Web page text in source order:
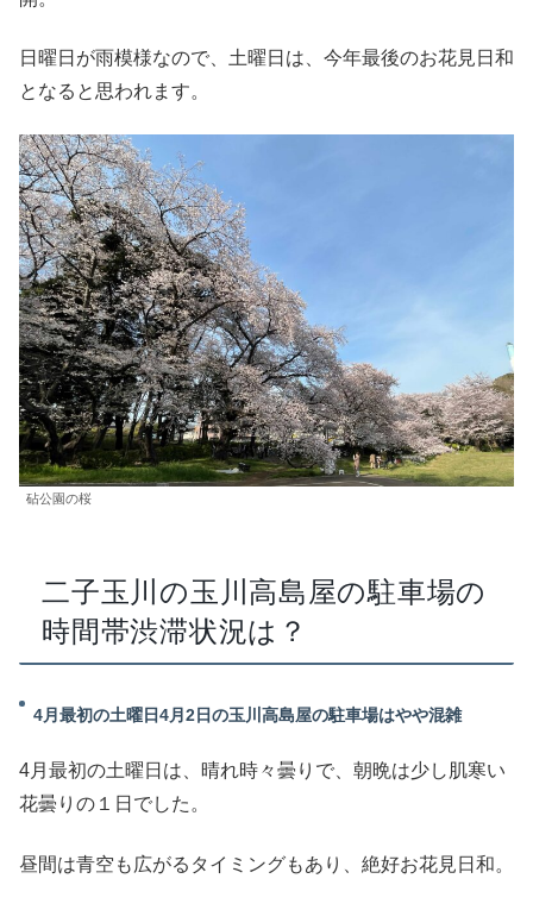
日曜日が雨模様なので、土曜日は、今年最後のお花見日和
となると思われます。
砧公園の桜
二子玉川の玉川高島屋の駐車場の
時間帯渋滞状況は？
4月最初の土曜日4月2日の玉川高島屋の駐車場はやや混雑
4月最初の土曜日は、晴れ時々曇りで、朝晩は少し肌寒い
花曇りの１日でした。
昼間は青空も広がるタイミングもあり、絶好お花見日和。